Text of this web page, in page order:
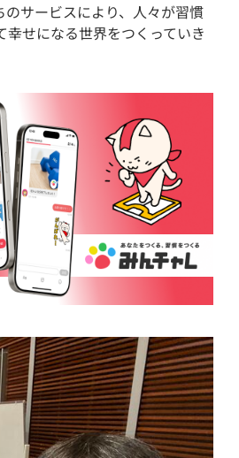
サービスにより、人々が習慣
せになる世界をつくっていき